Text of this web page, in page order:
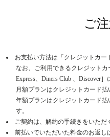
ご
お支払い方法は「クレジットカー
なお、ご利用できるクレジットカ
Express、Diners Club 、Discover］
月額プランはクレジットカード払
年額プランはクレジットカード
す。
ご契約は、解約の手続きをいただ
前払いでいただいた料金のお返し